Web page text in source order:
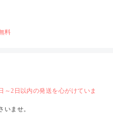
料
～2日以内の発送を心がけていま
ませ。